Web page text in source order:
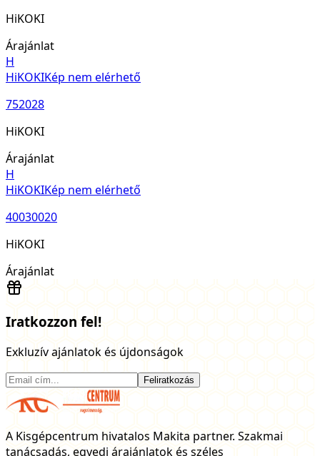
HiKOKI
Árajánlat
H
HiKOKIKép nem elérhető
752028
HiKOKI
Árajánlat
H
HiKOKIKép nem elérhető
40030020
HiKOKI
Árajánlat
Iratkozzon fel!
Exkluzív ajánlatok és újdonságok
Feliratkozás
A Kisgépcentrum hivatalos Makita partner. Szakmai
tanácsadás, egyedi árajánlatok és széles